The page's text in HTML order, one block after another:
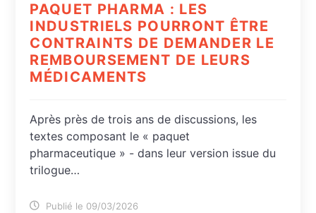
PAQUET PHARMA : LES
INDUSTRIELS POURRONT ÊTRE
CONTRAINTS DE DEMANDER LE
REMBOURSEMENT DE LEURS
MÉDICAMENTS
Après près de trois ans de discussions, les
textes composant le « paquet
pharmaceutique » - dans leur version issue du
trilogue…
Publié le 09/03/2026